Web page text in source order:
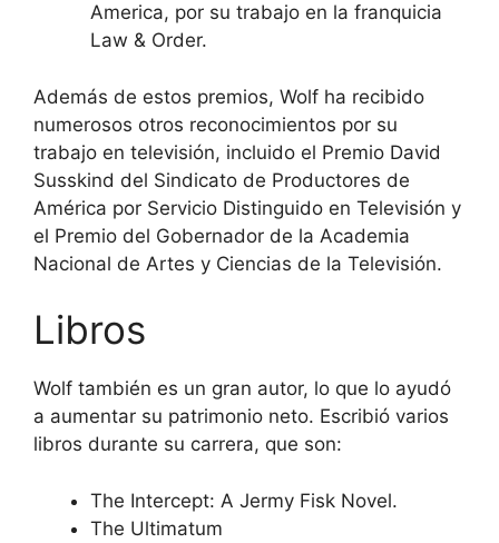
America, por su trabajo en la franquicia
Law & Order.
Además de estos premios, Wolf ha recibido
numerosos otros reconocimientos por su
trabajo en televisión, incluido el Premio David
Susskind del Sindicato de Productores de
América por Servicio Distinguido en Televisión y
el Premio del Gobernador de la Academia
Nacional de Artes y Ciencias de la Televisión.
Libros
Wolf también es un gran autor, lo que lo ayudó
a aumentar su patrimonio neto. Escribió varios
libros durante su carrera, que son:
The Intercept: A Jermy Fisk Novel.
The Ultimatum